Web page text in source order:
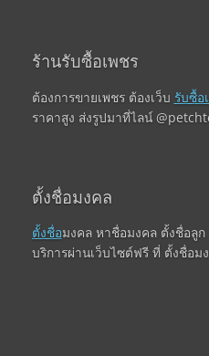
ร้านรับซื้อเพชร
ต้องการขายเพชร ต้องเว็บ รับซื้อ
ราคาสูง ส่งรูปมาที่ไลน์
ตั้งชื่อมงคล
ตั้งชื่อมงคล หาชื่อมงคล ตั้งชื่อลู
บริการผ่านเว็บไซต์ฟรี ที่ ตั้งชื่อม